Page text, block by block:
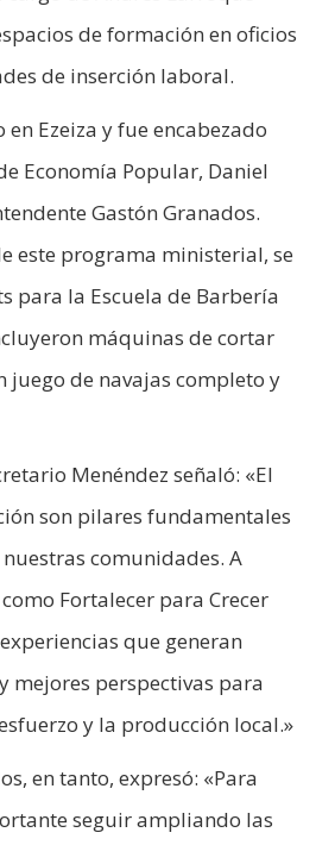
de formación en oficios
de inserción laboral.
en Ezeiza y fue encabezado
Economía Popular, Daniel
Gastón Granados.
este programa ministerial, se
para la Escuela de Barbería
máquinas de cortar
juego de navajas completo y
Menéndez señaló: «El
son pilares fundamentales
comunidades. A
Fortalecer para Crecer
que generan
mejores perspectivas para
y la producción local.»
en tanto, expresó: «Para
seguir ampliando las